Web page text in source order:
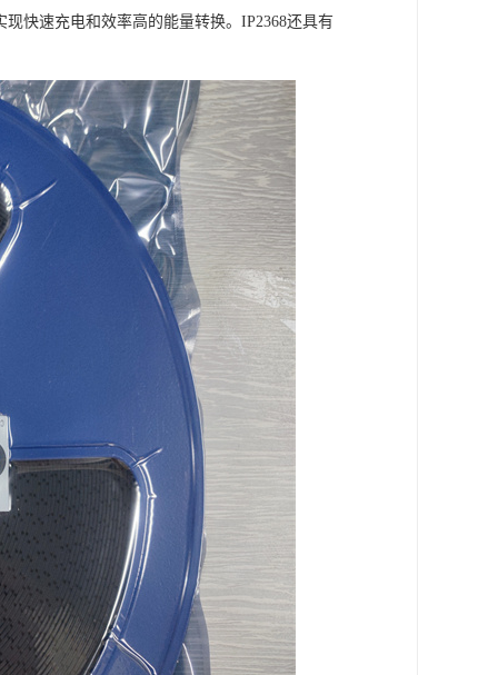
快速充电和效率高的能量转换。IP2368还具有